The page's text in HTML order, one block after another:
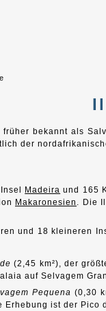
früher bekannt als
der
Madeira und 165
Makaronesien . Die
und 18 kleineren
(2,45 km²), der
auf Selvagem
Pequena (0,30
Erhebung ist der Pico